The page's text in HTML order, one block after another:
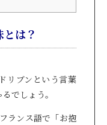
は？
リブンという言葉
でしょう。
ランス語で「お抱